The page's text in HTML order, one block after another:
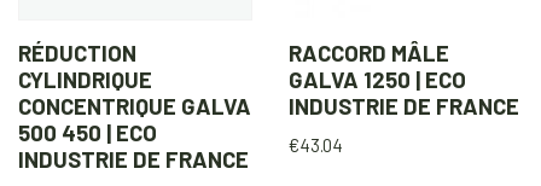
RÉDUCTION
CYLINDRIQUE
CONCENTRIQUE GALVA
500 450 | ECO
INDUSTRIE DE FRANCE
RACCORD MÂLE
GALVA 1250 | ECO
INDUSTRIE DE FRANCE
€43.04